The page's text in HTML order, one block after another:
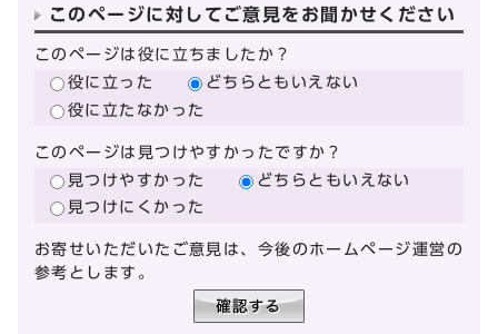
このページに対してご意見をお聞かせください
このページは役に立ちましたか？
役に立った
どちらともいえない
役に立たなかった
このページは見つけやすかったですか？
見つけやすかった
どちらともいえない
見つけにくかった
お寄せいただいたご意見は、今後のホームページ運営の
参考とします。